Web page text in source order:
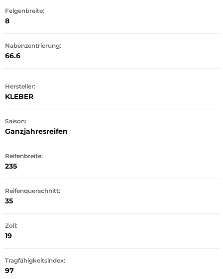
Felgenbreite:
8
Nabenzentrierung:
66.6
Hersteller:
KLEBER
Saison:
Ganzjahresreifen
Reifenbreite:
235
Reifenquerschnitt:
35
Zoll:
19
Tragfähigkeitsindex:
97